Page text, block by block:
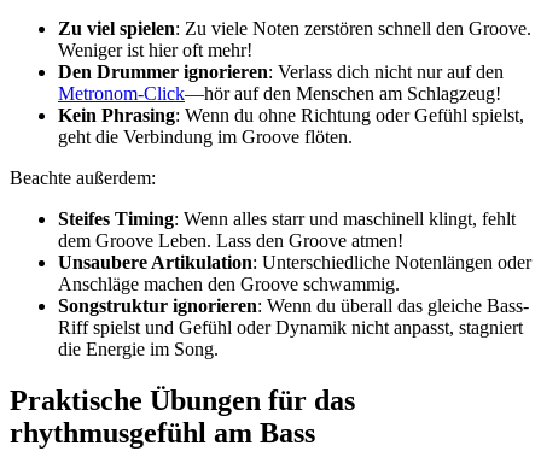
Zu viel spielen: Zu viele Noten zerstören schnell den Groove.
Weniger ist hier oft mehr!
Den Drummer ignorieren: Verlass dich nicht nur auf den
Metronom-Click—hör auf den Menschen am Schlagzeug!
Kein Phrasing: Wenn du ohne Richtung oder Gefühl spielst,
geht die Verbindung im Groove flöten.
Beachte außerdem:
Steifes Timing: Wenn alles starr und maschinell klingt, fehlt
dem Groove Leben. Lass den Groove atmen!
Unsaubere Artikulation: Unterschiedliche Notenlängen oder
Anschläge machen den Groove schwammig.
Songstruktur ignorieren: Wenn du überall das gleiche Bass-
Riff spielst und Gefühl oder Dynamik nicht anpasst, stagniert
die Energie im Song.
Praktische Übungen für das
rhythmusgefühl am Bass